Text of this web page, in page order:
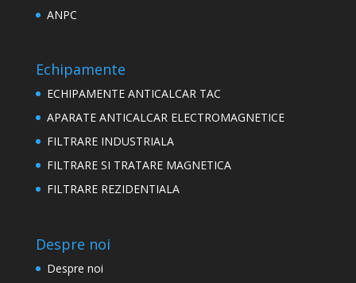
ANPC
Echipamente
ECHIPAMENTE ANTICALCAR TAC
APARATE ANTICALCAR ELECTROMAGNETICE
FILTRARE INDUSTRIALA
FILTRARE SI TRATARE MAGNETICA
FILTRARE REZIDENTIALA
Despre noi
Despre noi